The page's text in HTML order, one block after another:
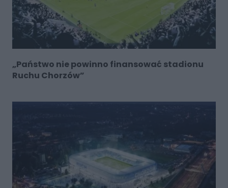
„Państwo nie powinno finansować stadionu
Ruchu Chorzów”